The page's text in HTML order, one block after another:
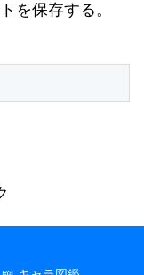
を保存する。